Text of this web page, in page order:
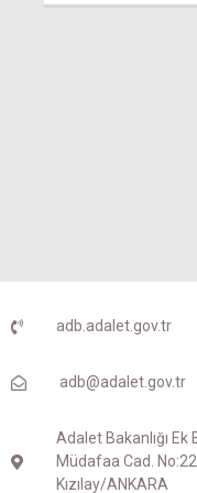
adb.adalet.gov.tr
adb@adalet.gov.tr
Adalet Bakanlığı Ek
Müdafaa Cad.
Kızılay/ANKARA